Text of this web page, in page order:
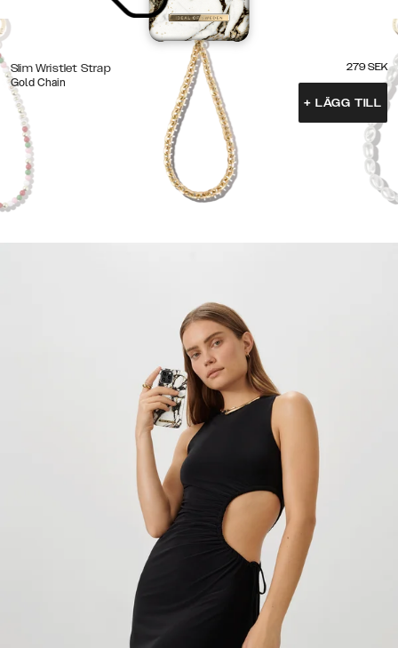
Slim Wristlet Strap
Gold Chain
279 SEK
+ LÄGG TILL